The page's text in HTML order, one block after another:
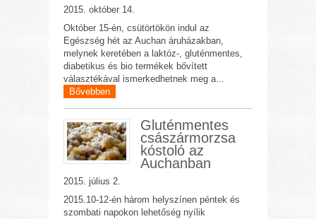
2015. október 14.
Október 15-én, csütörtökön indul az
Egészség hét az Auchan áruházakban,
melynek keretében a laktóz-, gluténmentes,
diabetikus és bio termékek bővített
választékával ismerkedhetnek meg a...
Bővebben
Gluténmentes
császármorzsa
kóstoló az
Auchanban
2015. július 2.
2015.10-12-én három helyszínen péntek és
szombati napokon lehetőség nyílik